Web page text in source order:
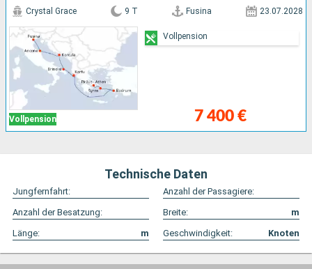
Vollpension
Crystal Grace 9 T Fusina 23.07.2028
7 400 €
Vollpension
Technische Daten
Jungfernfahrt:
Anzahl der Passagiere:
Anzahl der Besatzung:
Breite:
m
Länge:
m Geschwindigkeit: Knoten